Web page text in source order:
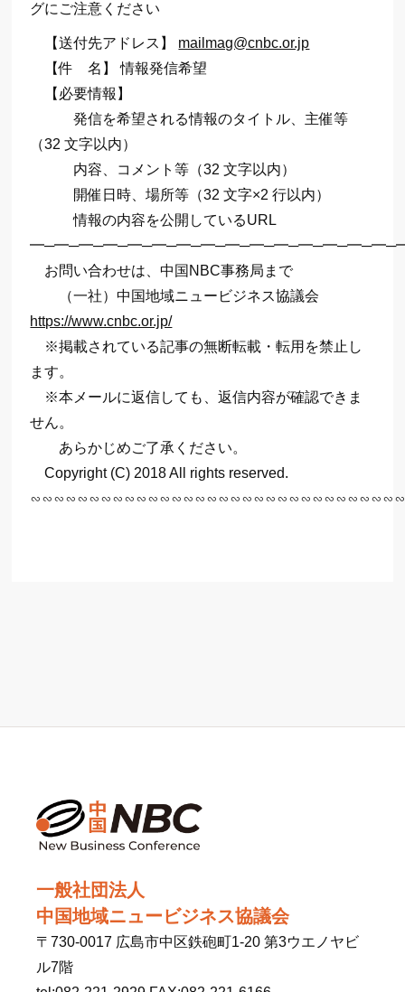
グにご注意ください
【送付先アドレス】 mailmag@cnbc.or.jp
【件 名】 情報発信希望
【必要情報】
発信を希望される情報のタイトル、主催等
（32 文字以内）
内容、コメント等（32 文字以内）
開催日時、場所等（32 文字×2 行以内）
情報の内容を公開しているURL
お問い合わせは、中国NBC事務局まで
（一社）中国地域ニュービジネス協議会
https://www.cnbc.or.jp/
※掲載されている記事の無断転載・転用を禁止し
ます。
※本メールに返信しても、返信内容が確認できま
せん。
あらかじめご了承ください。
Copyright (C) 2018 All rights reserved.
一般社団法人
中国地域ニュービジネス協議会
〒730-0017 広島市中区鉄砲町1-20 第3ウエノヤビ
ル7階